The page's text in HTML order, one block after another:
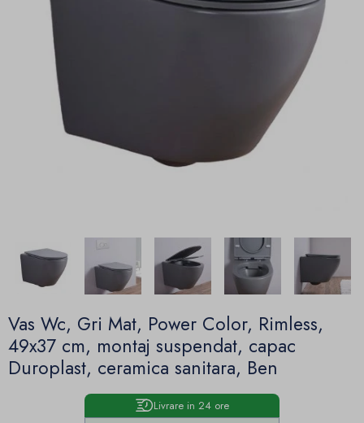
Vas Wc, Gri Mat, Power Color, Rimless,
49x37 cm, montaj suspendat, capac
Duroplast, ceramica sanitara, Ben
Livrare in 24 ore